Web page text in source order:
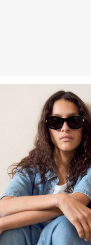
zároveň podpoříte jejich
prostředí. Organizace
komunity ze sociálního,
tak, že školí zemědělce v
metod. Tento výrobek byl
proto bavlnu Better Cotton
najdete nasoliver-